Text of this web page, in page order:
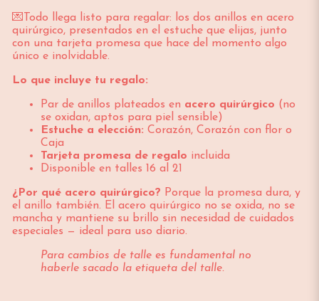
💌Todo llega listo para regalar: los dos anillos en acero
quirúrgico, presentados en el estuche que elijas, junto
con una tarjeta promesa que hace del momento algo
único e inolvidable.
Lo que incluye tu regalo:
Par de anillos plateados en acero quirúrgico (no
se oxidan, aptos para piel sensible)
Estuche a elección: Corazón, Corazón con flor o
Caja
Tarjeta promesa de regalo incluida
Disponible en talles 16 al 21
¿Por qué acero quirúrgico? Porque la promesa dura, y
el anillo también. El acero quirúrgico no se oxida, no se
mancha y mantiene su brillo sin necesidad de cuidados
especiales — ideal para uso diario.
Para cambios de talle es fundamental no
haberle sacado la etiqueta del talle.